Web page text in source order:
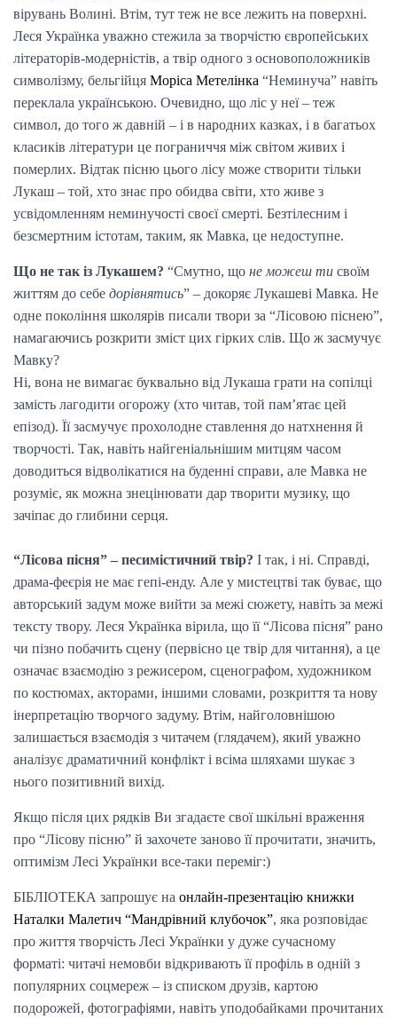
вірувань Волині. Втім, тут теж не все лежить на поверхні.
Леся Українка уважно стежила за творчістю європейських
літераторів-модерністів, а твір одного з основоположників
символізму, бельгійця Моріса Метелінка “Неминуча” навіть
переклала українською. Очевидно, що ліс у неї – теж
символ, до того ж давній – і в народних казках, і в багатьох
класиків літератури це пограниччя між світом живих і
померлих. Відтак пісню цього лісу може створити тільки
Лукаш – той, хто знає про обидва світи, хто живе з
усвідомленням неминучості своєї смерті. Безтілесним і
безсмертним істотам, таким, як Мавка, це недоступне.
Що не так із Лукашем? “Смутно, що не можеш ти своїм
життям до себе дорівнятись” – докоряє Лукашеві Мавка. Не
одне покоління школярів писали твори за “Лісовою піснею”,
намагаючись розкрити зміст цих гірких слів. Що ж засмучує
Мавку?
Ні, вона не вимагає буквально від Лукаша грати на сопілці
замість лагодити огорожу (хто читав, той пам’ятає цей
епізод). Її засмучує прохолодне ставлення до натхнення й
творчості. Так, навіть найгеніальнішим митцям часом
доводиться відволікатися на буденні справи, але Мавка не
розуміє, як можна знецінювати дар творити музику, що
зачіпає до глибини серця.
“Лісова пісня” – песимістичний твір? І так, і ні. Справді,
драма-феєрія не має гепі-енду. Але у мистецтві так буває, що
авторський задум може вийти за межі сюжету, навіть за межі
тексту твору. Леся Українка вірила, що її “Лісова пісня” рано
чи пізно побачить сцену (первісно це твір для читання), а це
означає взаємодію з режисером, сценографом, художником
по костюмах, акторами, іншими словами, розкриття та нову
інерпретацію творчого задуму. Втім, найголовнішою
залишається взаємодія з читачем (глядачем), який уважно
аналізує драматичний конфлікт і всіма шляхами шукає з
нього позитивний вихід.
Якщо після цих рядків Ви згадаєте свої шкільні враження
про “Лісову пісню” й захочете заново її прочитати, значить,
оптимізм Лесі Українки все-таки переміг:)
БІБЛІОТЕКА запрошує на онлайн-презентацію книжки
Наталки Малетич “Мандрівний клубочок”, яка розповідає
про життя творчість Лесі Українки у дуже сучасному
форматі: читачі немовби відкривають її профіль в одній з
популярних соцмереж – із списком друзів, картою
подорожей, фотографіями, навіть уподобайками прочитаних